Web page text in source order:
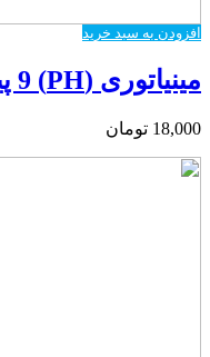
افزودن به سبد خرید
مینیاتوری (PH) 9 پین سیمدار
18,000 تومان